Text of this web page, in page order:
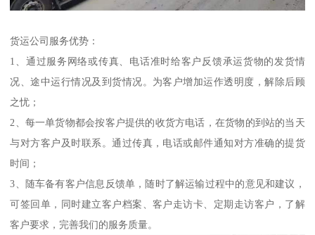
货运公司服务优势：
1、通过服务网络或传真、电话准时给客户反馈承运货物的发货情
况、途中运行情况及到货情况。为客户增加运作透明度，解除后顾
之忧；
2、每一单货物都会按客户提供的收货方电话，在货物的到站的当天
与对方客户及时联系。通过传真，电话或邮件通知对方准确的提货
时间；
3、随车备有客户信息反馈单，随时了解运输过程中的意见和建议，
可签回单，同时建立客户档案、客户走访卡、定期走访客户，了解
客户要求，完善我们的服务质量。